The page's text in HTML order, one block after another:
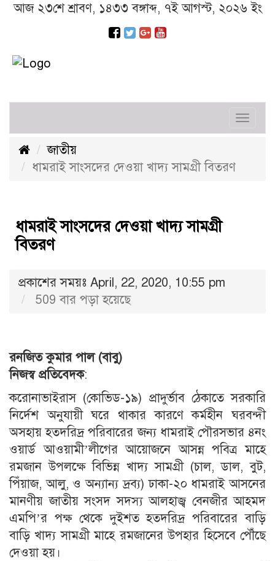
আজ ২৩শে শ্রাবণ, ১৪৩৩ বঙ্গাব্দ, ৭ই আগস্ট, ২০২৬ ইং
জাতীয়
ধামরাই সাংসদের দেওয়া খাদ্য সামগ্রী বিতরণ
ধামরাই সাংসদের দেওয়া খাদ্য সামগ্রী
বিতরণ
প্রকাশের সময়ঃ April, 22, 2020, 10:55 pm
509 বার পড়া হয়েছে
রনজিত কুমার পাল (বাবু)
নিজস্ব প্রতিবেদক:
করোনাভাইরাস (কোভিড-১৯) প্রাদুর্ভাব ঠেকাতে সরকারি
নির্দেশ অনুযায়ী ঘরে থাকার কারণে কর্মহীন ঘরবন্দী
অসহায় হতদরিদ্র পরিবারের জন্য ধামরাই পৌরসভার ৪নং
ওয়ার্ড আওয়ামী’লীগের আয়োজনে আসন্ন পবিত্র মাহে
রমজান উপলক্ষে বিভিন্ন খাদ্য সামগ্রী (চাল, ডাল, বুট,
পিঁয়াজ, আলু, ও অন্যান্য দ্রব্য) ঢাকা-২০ ধামরাই আসনের
মানণীয় জাতীয় সংসদ সদস্য আলহাজ্ব বেনজীর আহমদ
এমপি’র পক্ষ থেকে দুইশত হতদরিদ্র পরিবারের বাড়ি
বাড়ি খাদ্য সামগ্রী মাহে রমজানের উপহার হিসেবে পৌঁছে
দেওয়া হয়।